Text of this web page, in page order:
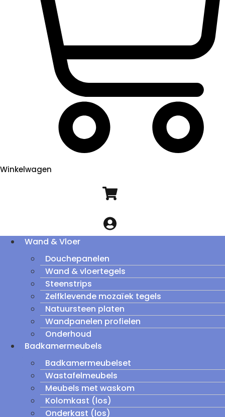
Winkelwagen
Wand & Vloer
Douchepanelen
Wand & vloertegels
Steenstrips
Zelfklevende mozaïek tegels
Natuursteen platen
Wandpanelen profielen
Onderhoud
Badkamermeubels
Badkamermeubelset
Wastafelmeubels
Meubels met waskom
Kolomkast (los)
Onderkast (los)